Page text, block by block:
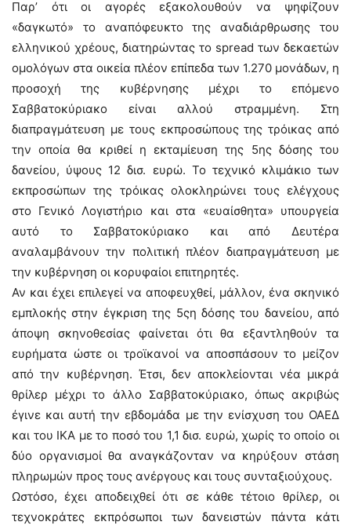
Παρ’ ότι οι αγορές εξακολουθούν να ψηφίζουν
«δαγκωτό» το αναπόφευκτο της αναδιάρθρωσης του
ελληνικού χρέους, διατηρώντας το spread των δεκαετών
ομολόγων στα οικεία πλέον επίπεδα των 1.270 μονάδων, η
προσοχή της κυβέρνησης μέχρι το επόμενο
Σαββατοκύριακο είναι αλλού στραμμένη. Στη
διαπραγμάτευση με τους εκπροσώπους της τρόικας από
την οποία θα κριθεί η εκταμίευση της 5ης δόσης του
δανείου, ύψους 12 δισ. ευρώ. Το τεχνικό κλιμάκιο των
εκπροσώπων της τρόικας ολοκληρώνει τους ελέγχους
στο Γενικό Λογιστήριο και στα «ευαίσθητα» υπουργεία
αυτό το Σαββατοκύριακο και από Δευτέρα
αναλαμβάνουν την πολιτική πλέον διαπραγμάτευση με
την κυβέρνηση οι κορυφαίοι επιτηρητές.
Αν και έχει επιλεγεί να αποφευχθεί, μάλλον, ένα σκηνικό
εμπλοκής στην έγκριση της 5ςη δόσης του δανείου, από
άποψη σκηνοθεσίας φαίνεται ότι θα εξαντληθούν τα
ευρήματα ώστε οι τροϊκανοί να αποσπάσουν το μείζον
από την κυβέρνηση. Έτσι, δεν αποκλείονται νέα μικρά
θρίλερ μέχρι το άλλο Σαββατοκύριακο, όπως ακριβώς
έγινε και αυτή την εβδομάδα με την ενίσχυση του ΟΑΕΔ
και του ΙΚΑ με το ποσό του 1,1 δισ. ευρώ, χωρίς το οποίο οι
δύο οργανισμοί θα αναγκάζονταν να κηρύξουν στάση
πληρωμών προς τους ανέργους και τους συνταξιούχους.
Ωστόσο, έχει αποδειχθεί ότι σε κάθε τέτοιο θρίλερ, οι
τεχνοκράτες εκπρόσωποι των δανειστών πάντα κάτι